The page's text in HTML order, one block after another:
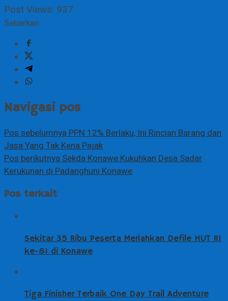
Post Views: 937
Sebarkan
Navigasi pos
Pos sebelumnyaPPN 12% Berlaku, Ini Rincian Barang dan
Jasa Yang Tak Kena Pajak
Pos berikutnyaSekda Konawe Kukuhkan Desa Sadar
Kerukunan di Padanghuni Konawe
Pos terkait
Sekitar 35 Ribu Peserta Meriahkan Defile HUT RI
ke-81 di Konawe
Tiga Finisher Terbaik One Day Trail Adventure